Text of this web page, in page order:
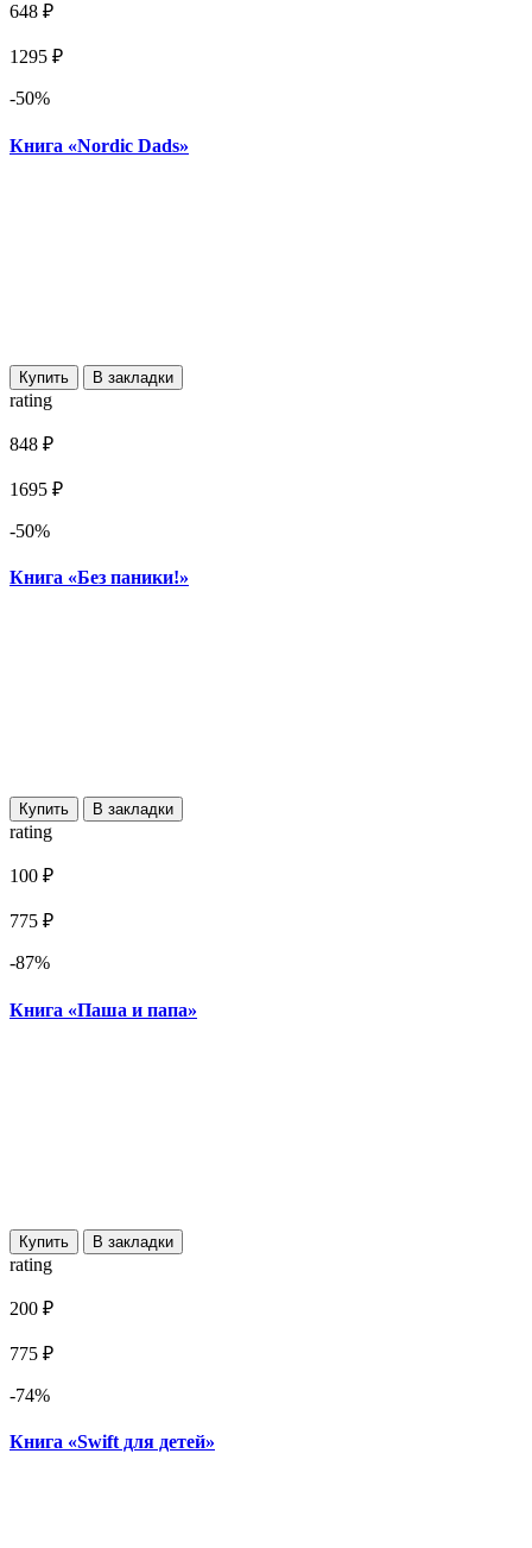
648 ₽
1295 ₽
-50%
Книга «Nordic Dads»
Купить В закладки
rating
848 ₽
1695 ₽
-50%
Книга «Без паники!»
Купить В закладки
rating
100 ₽
775 ₽
-87%
Книга «Паша и папа»
Купить В закладки
rating
200 ₽
775 ₽
-74%
Книга «Swift для детей»